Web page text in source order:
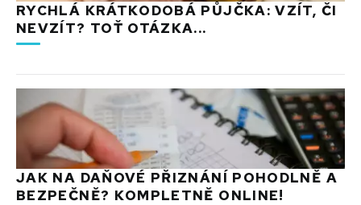
RYCHLÁ KRÁTKODOBÁ PŮJČKA: VZÍT, ČI
NEVZÍT? TOŤ OTÁZKA...
JAK NA DAŇOVÉ PŘIZNÁNÍ POHODLNĚ A
BEZPEČNĚ? KOMPLETNĚ ONLINE!